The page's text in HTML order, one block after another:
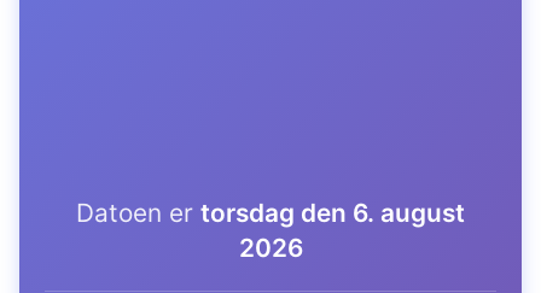
Datoen er torsdag den 6. august
2026